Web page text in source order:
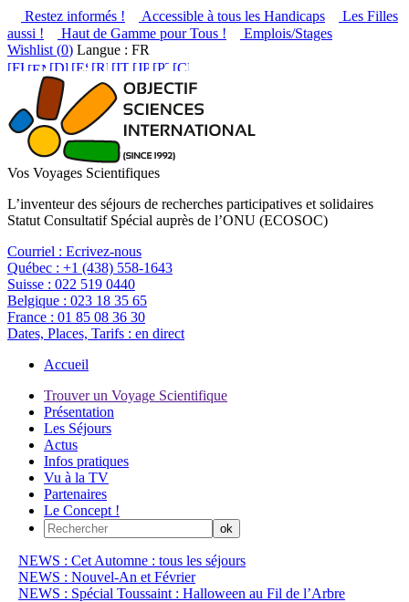
Restez informés ! Accessible à tous les Handicaps
Les Filles
aussi !
Haut de Gamme pour Tous !
Emplois/Stages
Wishlist (0) Langue : FR
Vos Voyages Scientifiques
L’inventeur des séjours de recherches participatives et solidaires
Statut Consultatif Spécial auprès de l’ONU (ECOSOC)
Courriel : Ecrivez-nous
Québec : +1 (438) 558-1643
Suisse : 022 519 0440
Belgique : 023 18 35 65
France : 01 85 08 36 30
Dates, Places, Tarifs : en direct
Accueil
Trouver un Voyage Scientifique
Présentation
Les Séjours
Actus
Infos pratiques
Vu à la TV
Partenaires
Le Concept !
NEWS : Cet Automne : tous les séjours
NEWS : Nouvel-An et Février
NEWS : Spécial Toussaint : Halloween au Fil de l’Arbre